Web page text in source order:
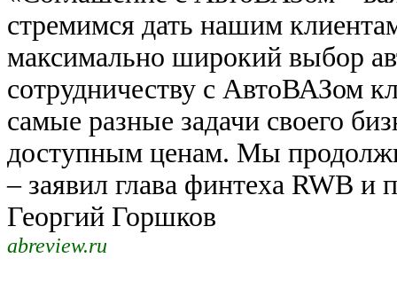
стремимся дать нашим
максимально широкий выбор
сотрудничеству с АвтоВАЗом
самые разные задачи своего
доступным ценам. Мы
– заявил глава финтеха RWB и
Георгий Горшков
abreview.ru